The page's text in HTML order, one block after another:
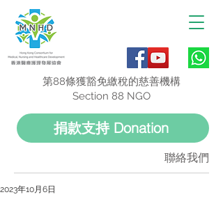
聯絡我們
捐款支持 Donation
第88條獲豁免繳稅的慈善機構
Section 88 NGO
2023年10月6日